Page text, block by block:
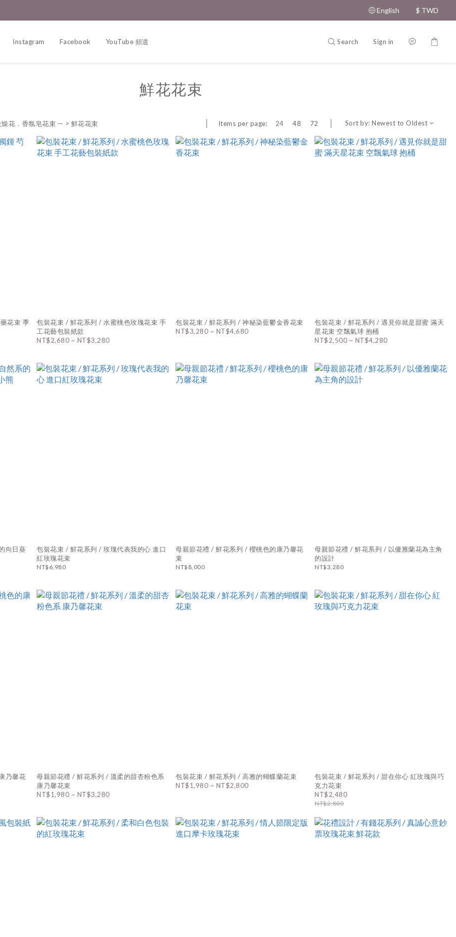
English $ TWD
Instagram Facebook YouTube 頻道 Search Sign in
鮮花花束
花．香氛皂花束 — > 鮮花花束 Items per page: 24 48 72 Sort by: Newest to Oldest
花束 季
包裝花束 / 鮮花系列 / 水蜜桃色玫瑰花束 手
工花藝包裝紙款
NT$2,680 ~ NT$3,280
包裝花束 / 鮮花系列 / 神秘染藍鬱金香花束
NT$3,280 ~ NT$4,680
包裝花束 / 鮮花系列 / 遇見你就是甜蜜 滿天
星花束 空飄氣球 抱桶
NT$2,500 ~ NT$4,280
向日葵
包裝花束 / 鮮花系列 / 玫瑰代表我的心 進口
紅玫瑰花束
NT$6,980
母親節花禮 / 鮮花系列 / 櫻桃色的康乃馨花
束
NT$8,000
母親節花禮 / 鮮花系列 / 以優雅蘭花為主角
的設計
NT$3,280
母親節花禮 / 鮮花系列 / 溫柔的甜杏粉色系
康乃馨花束
NT$1,980 ~ NT$3,280
包裝花束 / 鮮花系列 / 高雅的蝴蝶蘭花束
NT$1,980 ~ NT$2,800
包裝花束 / 鮮花系列 / 甜在你心 紅玫瑰與巧
克力花束
NT$2,480
NT$2,800